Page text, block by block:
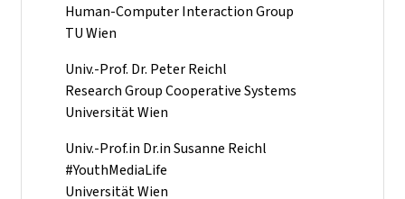
Human-Computer Interaction Group
TU Wien
Univ.-Prof. Dr. Peter Reichl
Research Group Cooperative Systems
Universität Wien
Univ.-Prof.in Dr.in Susanne Reichl
#YouthMediaLife
Universität Wien